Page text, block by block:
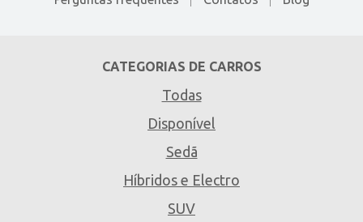
CATEGORIAS DE CARROS
Todas
Disponível
Sedã
Híbridos e Electro
SUV